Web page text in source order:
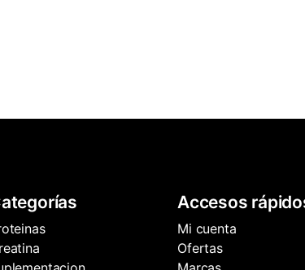
Accesos
Mi cuenta
Ofertas